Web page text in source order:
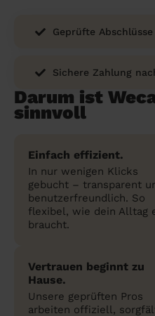
Geprüfte
Sichere Zahlung
Darum ist
sinnvoll
Einfach effizient.
In nur wenigen Klicks
gebucht – transparent
benutzerfreundlich. So
flexibel, wie dein Alltag
braucht.
Vertrauen beginnt zu
Hause.
Unsere geprüften Pros
arbeiten offiziell,